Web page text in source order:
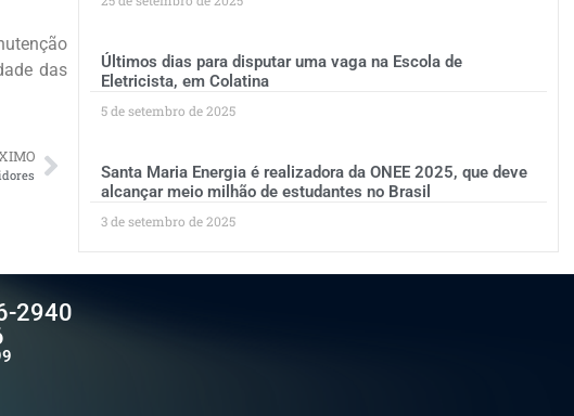
das
Últimos dias para disputar uma vaga na Escola de
Eletricista, em Colatina
5 de setembro de 2025
Santa Maria Energia é realizadora da ONEE 2025, que deve
alcançar meio milhão de estudantes no Brasil
3 de setembro de 2025
2940